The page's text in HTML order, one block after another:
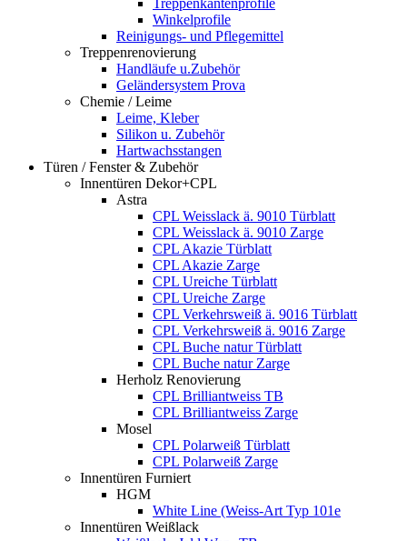
Treppenkantenprofile
Winkelprofile
Reinigungs- und Pflegemittel
Treppenrenovierung
Handläufe u.Zubehör
Geländersystem Prova
Chemie / Leime
Leime, Kleber
Silikon u. Zubehör
Hartwachsstangen
Türen / Fenster & Zubehör
Innentüren Dekor+CPL
Astra
CPL Weisslack ä. 9010 Türblatt
CPL Weisslack ä. 9010 Zarge
CPL Akazie Türblatt
CPL Akazie Zarge
CPL Ureiche Türblatt
CPL Ureiche Zarge
CPL Verkehrsweiß ä. 9016 Türblatt
CPL Verkehrsweiß ä. 9016 Zarge
CPL Buche natur Türblatt
CPL Buche natur Zarge
Herholz Renovierung
CPL Brilliantweiss TB
CPL Brilliantweiss Zarge
Mosel
CPL Polarweiß Türblatt
CPL Polarweiß Zarge
Innentüren Furniert
HGM
White Line (Weiss-Art Typ 101e
Innentüren Weißlack